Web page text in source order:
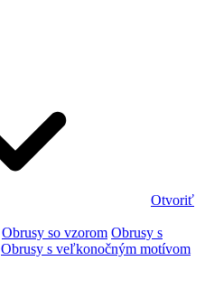
Otvoriť
Obrusy so vzorom Obrusy s
Obrusy s veľkonočným motívom